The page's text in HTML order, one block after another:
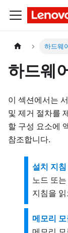
하드웨
하드웨
이 섹션에서는
및 제거 절차를
할 구성 요소에
참조합니다.
설치 지침
노드 또
지침을
메모리